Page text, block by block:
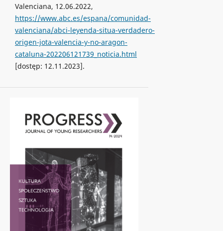
Valenciana, 12.06.2022,
https://www.abc.es/espana/comunidad-
valenciana/abci-leyenda-situa-verdadero-
origen-jota-valencia-y-no-aragon-
cataluna-202206121739_noticia.html
[dostęp: 12.11.2023].